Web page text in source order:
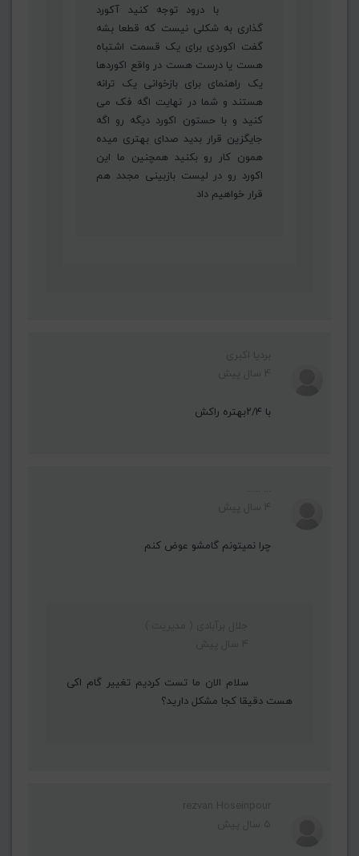
با درود توجه کنید آکورد
گذاری به شکلی نیست که قطعا بشه
گفت اکوردی برای یک قسمت اشتباه
هست یا درست هست در واقع اکوردها
یک راهنمای برای بازخوانی یک ترانه
هستند و شما در نهایت اگه فک می
کنید و با حستون اکورد دیگه رو اگه
جایگزین قرار بدید صدای بهتری میده
همون کار رو بکنید همچنین ما این
اکورد رو در لیست بازبینی مجدد هم
قرار خواهیم داد
با ۲/۴بهتره راکش
چرا نمیتونم گامشو عوض کنم
سلام الان ما تست کردیم تغییر گام اکی
هست دقیقا کجا مشکل دارید؟